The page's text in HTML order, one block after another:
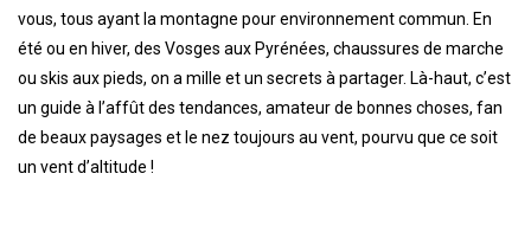
vous, tous ayant la montagne pour environnement commun. En
été ou en hiver, des Vosges aux Pyrénées, chaussures de marche
ou skis aux pieds, on a mille et un secrets à partager. Là-haut, c’est
un guide à l’affût des tendances, amateur de bonnes choses, fan
de beaux paysages et le nez toujours au vent, pourvu que ce soit
un vent d’altitude !